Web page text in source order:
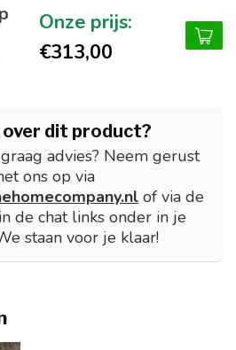
€313,00
dit product?
advies? Neem gerust
ons op via
of via de
de chat links onder in je
staan voor je klaar!